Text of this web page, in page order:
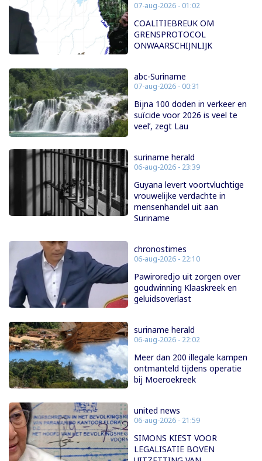
07-aug-2026 - 01:02
COALITIEBREUK OM
GRENSPROTOCOL
ONWAARSCHIJNLIJK
abc-Suriname
07-aug-2026 - 00:31
Bijna 100 doden in verkeer en
suïcide voor 2026 is veel te
veel’, zegt Lau
suriname herald
06-aug-2026 - 23:39
Guyana levert voortvluchtige
vrouwelijke verdachte in
mensenhandel uit aan
Suriname
chronostimes
06-aug-2026 - 22:10
Pawiroredjo uit zorgen over
goudwinning Klaaskreek en
geluidsoverlast
suriname herald
06-aug-2026 - 22:02
Meer dan 200 illegale kampen
ontmanteld tijdens operatie
bij Moeroekreek
united news
06-aug-2026 - 21:59
SIMONS KIEST VOOR
LEGALISATIE BOVEN